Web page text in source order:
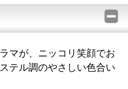
マが、ニッコリ笑顔でお
テル調のやさしい色合い